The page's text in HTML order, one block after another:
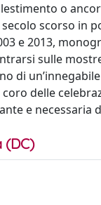
o
scorso in
e 2013,
sulle
di
delle
e necessaria
(DC)